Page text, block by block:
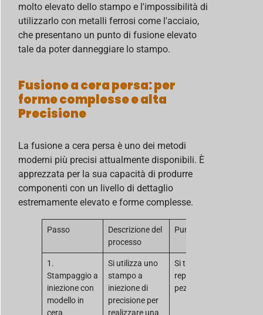
molto elevato dello stampo e l'impossibilità di
utilizzarlo con metalli ferrosi come l'acciaio,
che presentano un punto di fusione elevato
tale da poter danneggiare lo stampo.
Fusione a cera persa: per
forme complesse e alta
Precisione
La fusione a cera persa è uno dei metodi
moderni più precisi attualmente disponibili. È
apprezzata per la sua capacità di produrre
componenti con un livello di dettaglio
estremamente elevato e forme complesse.
Passo
Descrizione del
processo
Punto chiave
1.
Stampaggio a
iniezione con
modello in
Si utilizza uno
stampo a
iniezione di
precisione per
Si tratta di una
replica esatta del
pezzo.